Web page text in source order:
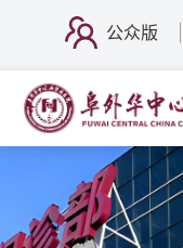
公众版